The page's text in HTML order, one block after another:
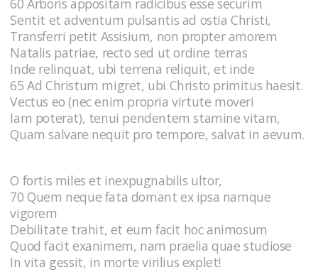
60 Arboris appositam radicibus esse securim
Sentit et adventum pulsantis ad ostia Christi,
Transferri petit Assisium, non propter amorem
Natalis patriae, recto sed ut ordine terras
Inde relinquat, ubi terrena reliquit, et inde
65 Ad Christum migret, ubi Christo primitus haesit.
Vectus eo (nec enim propria virtute moveri
Iam poterat), tenui pendentem stamine vitam,
Quam salvare nequit pro tempore, salvat in aevum.
O fortis miles et inexpugnabilis ultor,
70 Quem neque fata domant ex ipsa namque
vigorem
Debilitate trahit, et eum facit hoc animosum
Quod facit exanimem, nam praelia quae studiose
In vita gessit, in morte virilius explet!